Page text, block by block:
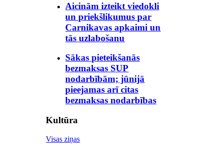
Aicinām izteikt viedokli
un priekšlikumus par
Carnikavas apkaimi un
tās uzlabošanu
Sākas pieteikšanās
bezmaksas SUP
nodarbībām; jūnijā
pieejamas arī citas
bezmaksas nodarbības
Kultūra
Visas ziņas